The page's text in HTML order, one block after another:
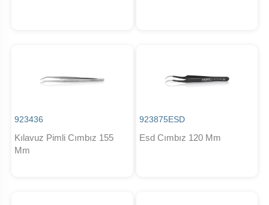
923436
Kılavuz Pimli Cımbız 155
Mm
923875ESD
Esd Cımbız 120 Mm